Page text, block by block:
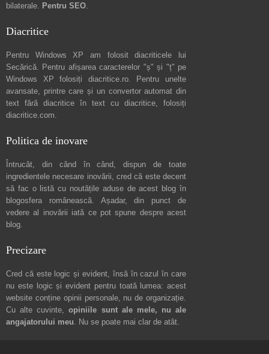
bilaterale.
Pentru SEO
Diacritice
Pentru Windows XP am folosit diacriticele lui
Secărică . Pentru afișarea caracterelor "ș" și "ț" pe
Windows XP folosiți diacritice.ro. Pentru unelte
avansate, printre care și un convertor automat din
text fără diacritice în text cu diacritice, folosiți
diacritice.com
Politica de inovare
Întrucât, din când în când, dispun de toate
ingredientele necesare inovării, cred că este decent
să fac o listă cu noutățile aduse de acest blog în
blogosfera românească. Așadar, din punct de
vedere al inovării iată ce pot spune despre acest
blog
Precizare
Cred că este logic și evident, însă în cazul în care
nu este logic și evident pentru toată lumea: acest
website conține opinii personale, nu de organizație.
Cu alte cuvinte,opiniile sunt ale mele, nu ale
angajatorului meu . Nu se poate mai clar de atât.